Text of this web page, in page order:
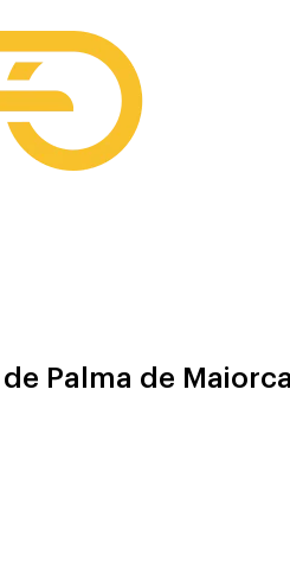
Palma de Maiorca